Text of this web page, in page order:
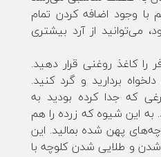
با وجود اضافه کردن تمام
می‌توانید از آرد بیشتری
کاغذ روغنی قرار دهید.
بردارید و گرد کنید.
که جدا کرده بودید به
به این شیوه که زرده را هم
پهن شده بمالید. این
و طلایی شدن کلوچه با